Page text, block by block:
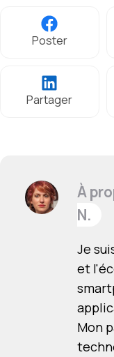
Poster
Partager
À
N.
Je
et
Mon